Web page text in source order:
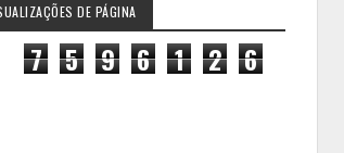
DE PÁGINA
7 5 9 6 1 2 6